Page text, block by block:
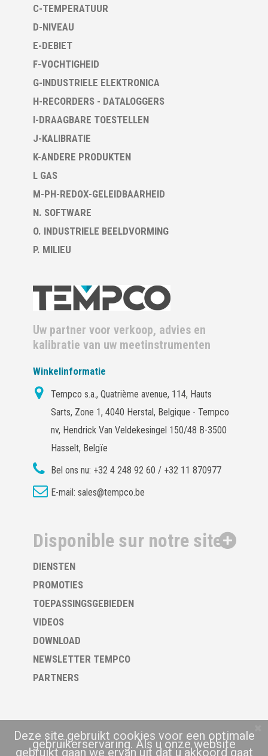
C-TEMPERATUUR
D-NIVEAU
E-DEBIET
F-VOCHTIGHEID
G-INDUSTRIELE ELEKTRONICA
H-RECORDERS - DATALOGGERS
I-DRAAGBARE TOESTELLEN
J-KALIBRATIE
K-ANDERE PRODUKTEN
L GAS
M-PH-REDOX-GELEIDBAARHEID
N. SOFTWARE
O. INDUSTRIELE BEELDVORMING
P. MILIEU
Uw partner voor verkoop, advies en
kalibratie van uw meetinstrumenten
Winkelinformatie
Tempco s.a., Quatrième avenue, 114, Hauts
Sarts, Zone 1, 4040 Herstal, Belgique - Tempco
nv, Hendrick Van Veldekesingel 150/48 B-3500
Hasselt, Belgïe
Bel ons nu: +32 4 248 92 60 / +32 11 870977
E-mail: sales@tempco.be
Disponible sur notre site
DIENSTEN
PROMOTIES
TOEPASSINGSGEBIEDEN
VIDEOS
DOWNLOAD
NEWSLETTER TEMPCO
PARTNERS
Deze site gebruikt cookies voor een optimale
gebruikerservaring. Als u onze website
gebruikt gaan we ervan uit dat u akkoord gaat